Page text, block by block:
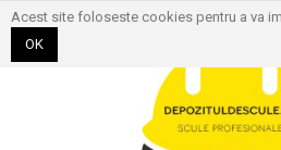
Acest site foloseste cookies pentru a va
OK